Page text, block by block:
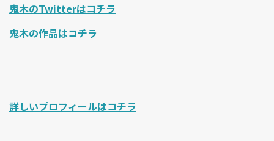
鬼木のTwitterはコチラ
鬼木の作品はコチラ
詳しいプロフィールはコチラ